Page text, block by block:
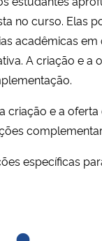
no curso. Elas
acadêmicas
A criação e a
criação e a
específicas